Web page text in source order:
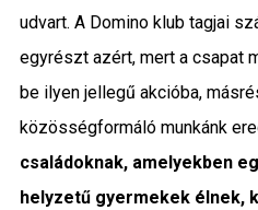
PR
Kapcsolat
udvart. A Domino klub tagjai
egyrészt azért, mert a csapat
be ilyen jellegű akcióba,
közösségformáló munkánk
családoknak, amelyekben
helyzetű gyermekek élnek,